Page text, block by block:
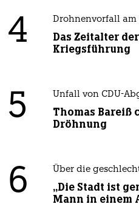
4 Drohnenvorfall am
Das Zeitalter
Kriegsführung
5 Unfall von CDU-
Thomas Bareiß
Dröhnung
6 Über die
„Die Stadt ist
Mann in einem